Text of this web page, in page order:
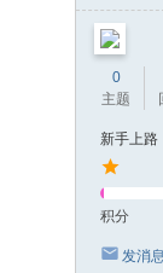
0
主题
新手上路
积分
发消息